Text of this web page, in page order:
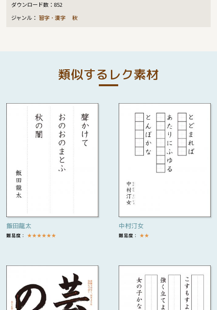
ダウンロード数： 852
ジャンル：習字・漢字 秋
類似するレク素材
飯田龍太
難易度： ★★★★★★
中村汀女
難易度： ★★